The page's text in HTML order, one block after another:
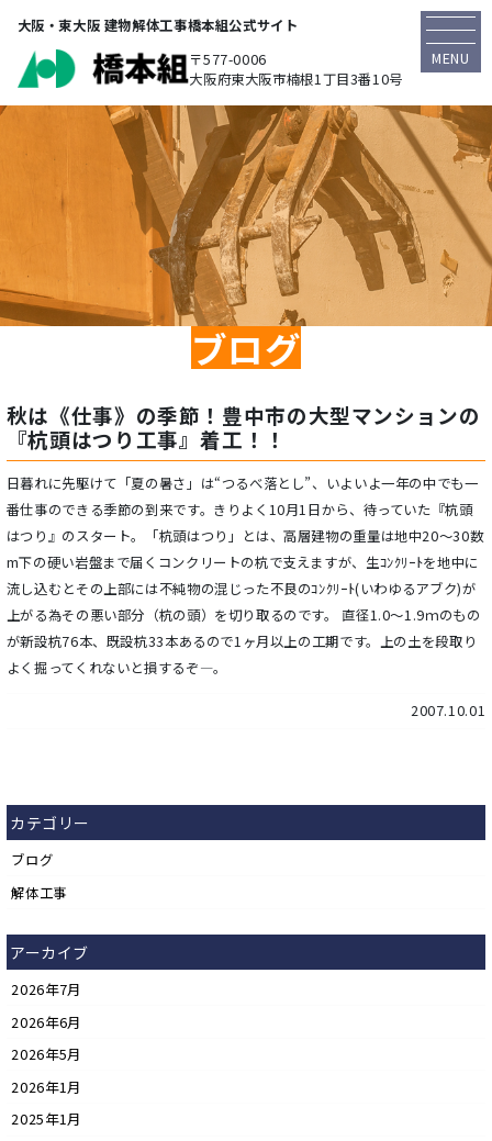
大阪・東大阪 建物解体工事橋本組公式サイト
〒577-0006
大阪府東大阪市楠根1丁目3番10号
MENU
ブログ
秋は《仕事》の季節！豊中市の大型マンションの
『杭頭はつり工事』着工！！
日暮れに先駆けて「夏の暑さ」は“つるべ落とし”、いよいよ一年の中でも一
番仕事のできる季節の到来です。きりよく10月1日から、待っていた『杭頭
はつり』のスタート。「杭頭はつり」とは、高層建物の重量は地中20～30数
m下の硬い岩盤まで届くコンクリートの杭で支えますが、生ｺﾝｸﾘｰﾄを地中に
流し込むとその上部には不純物の混じった不良のｺﾝｸﾘｰﾄ(いわゆるアブク)が
上がる為その悪い部分（杭の頭）を切り取るのです。 直径1.0～1.9ｍのもの
が新設杭76本、既設杭33本あるので1ヶ月以上の工期です。上の土を段取り
よく掘ってくれないと損するぞ―。
2007.10.01
カテゴリー
ブログ
解体工事
アーカイブ
2026年7月
2026年6月
2026年5月
2026年1月
2025年1月